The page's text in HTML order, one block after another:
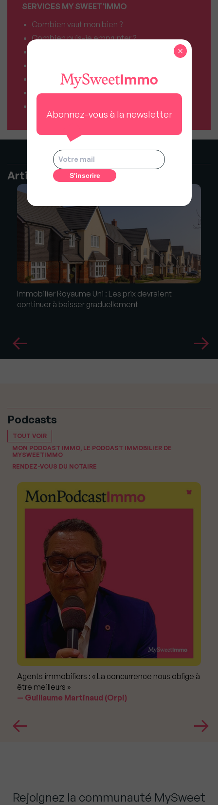
SERVICES MY SWEET'IMMO
Combien vaut mon bien ?
Combien puis-je emprunter ?
Comparateur d’offres déménagement
Résiliez vos abonnements facilement
Articles recommandés
Immobilier Royaume Uni : Les prix devraient
continuer à baisser graduellement
Podcasts
TOUT VOIR
MON PODCAST IMMO, LE PODCAST IMMOBILIER DE
MYSWEETIMMO
RENDEZ-VOUS DU NOTAIRE
Agents immobiliers : « La concurrence nous oblige à
être meilleurs »
Guillaume Martinaud (Orpi)
Rejoignez la communauté MySweet
Abonnez-vous à la newsletter
×